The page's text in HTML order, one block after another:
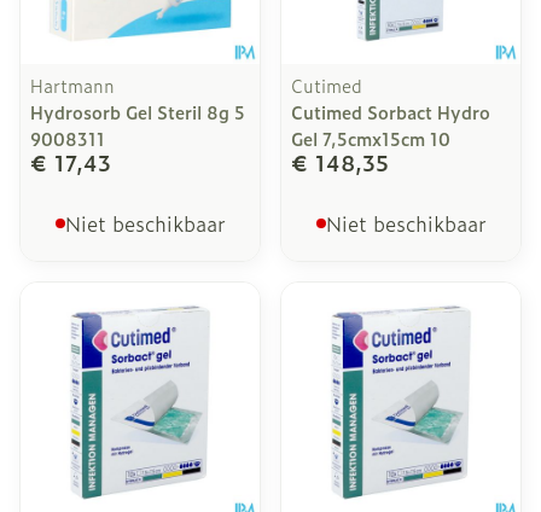
Hartmann
Hydrosorb Gel Steril 8g 5
9008311
€ 17,43
Niet beschikbaar
Cutimed
Cutimed Sorbact Hydro
Gel 7,5cmx15cm 10
€ 148,35
Niet beschikbaar